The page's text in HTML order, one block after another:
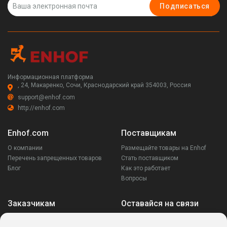
Подписаться
Информационная платформа
, 24, Макаренко, Сочи, Краснодарский край 354003, Россия
support@enhof.com
http://enhof.com
Enhof.com
О компании
Перечень запрещенных товаров
Блог
Поставщикам
Размещайте товары на Enhof
Стать поставщиком
Как это работает
Вопросы
Заказчикам Оставайся на связи